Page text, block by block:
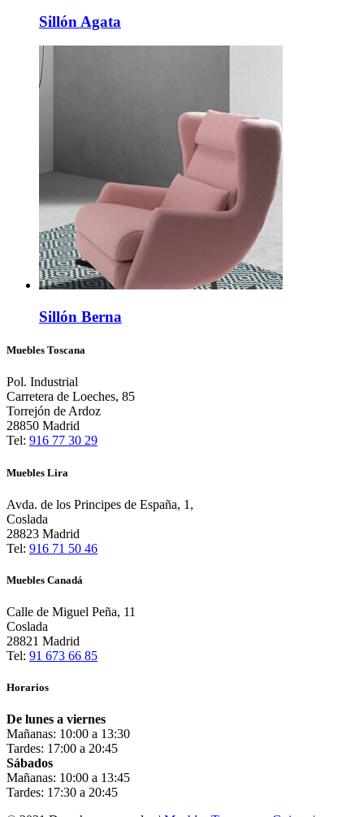
Sillón Agata
Sillón Berna
Muebles Toscana
Pol. Industrial
Carretera de Loeches, 85
Torrejón de Ardoz
28850 Madrid
Tel: 916 77 30 29
Muebles Lira
Avda. de los Principes de España, 1,
Coslada
28823 Madrid
Tel: 916 71 50 46
Muebles Canadá
Calle de Miguel Peña, 11
Coslada
28821 Madrid
Tel: 91 673 66 85
Horarios
De lunes a viernes
Mañanas: 10:00 a 13:30
Tardes: 17:00 a 20:45
Sábados
Mañanas: 10:00 a 13:45
Tardes: 17:30 a 20:45